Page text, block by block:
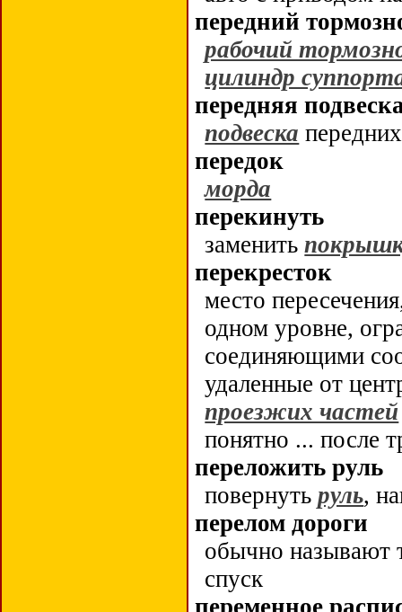
передний
рабочий
цилиндр
передняя
подвеска
передок
морда
перекинуть
заменить
перекресток
место
одном уровне,
соединяющими
удаленные от
проезжих частей
понятно ... после
переложить руль
повернутьруль,
перелом дороги
обычно называют
спуск
переменное